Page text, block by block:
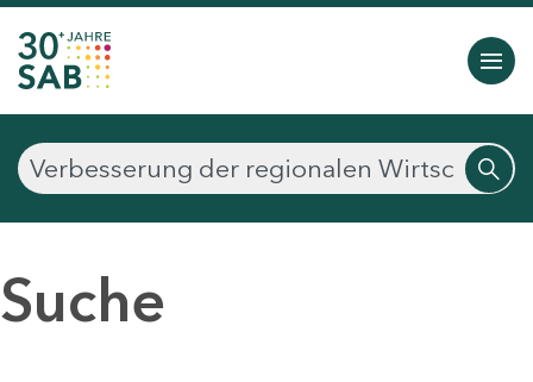
Suche